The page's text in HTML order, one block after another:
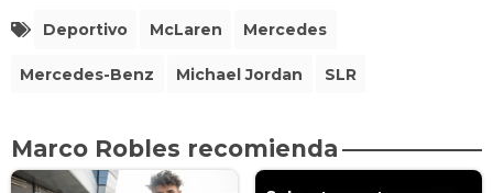
Deportivo McLaren Mercedes
Mercedes-Benz Michael Jordan SLR
Marco Robles recomienda